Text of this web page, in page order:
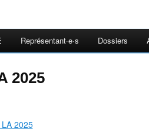
Représentant·e·s Dossiers
2025